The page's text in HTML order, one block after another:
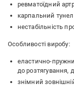
ревматоїдний
карпальний
нестабільність
Особливості виробу:
еластично-
до розтягування,
знімний